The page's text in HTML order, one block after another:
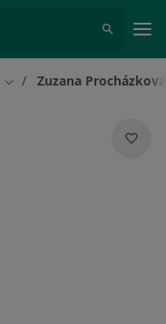
Změna města
Zuzana Procházková